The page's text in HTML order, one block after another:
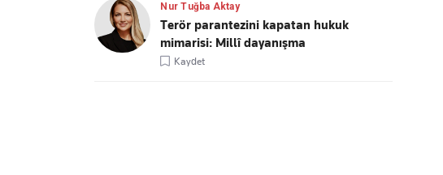
Nur Tuğba Aktay
Terör parantezini kapatan hukuk
mimarisi: Millî dayanışma
Kaydet